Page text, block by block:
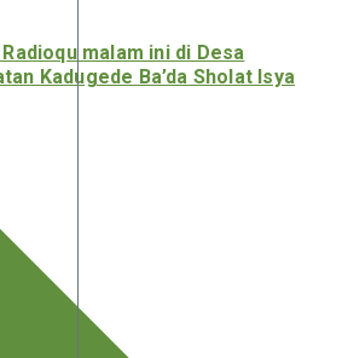
malam ini di Desa
Kadugede Ba’da Sholat Isya